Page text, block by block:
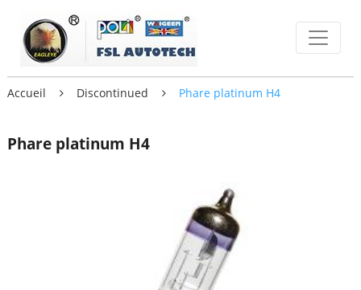
Accueil Discontinued Phare platinum H4
Phare platinum H4